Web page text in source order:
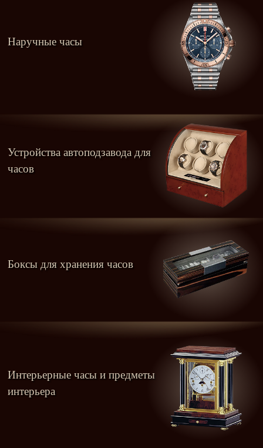
Наручные часы
Устройства автоподзавода для
часов
Боксы для хранения часов
Интерьерные часы и предметы
интерьера